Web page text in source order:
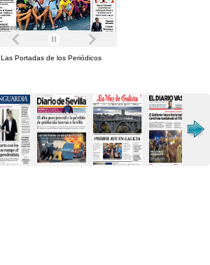
Las Portadas de los Periódicos